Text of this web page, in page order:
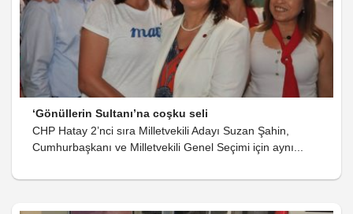
‘Gönüllerin Sultanı’na coşku seli
CHP Hatay 2’nci sıra Milletvekili Adayı Suzan Şahin,
Cumhurbaşkanı ve Milletvekili Genel Seçimi için aynı...